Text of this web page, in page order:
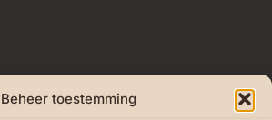
Beheer toestemming